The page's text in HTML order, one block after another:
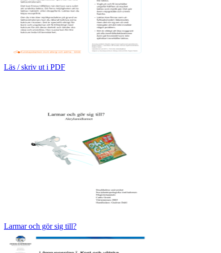
Läs / skriv ut i PDF
Larmar och gör sig till?